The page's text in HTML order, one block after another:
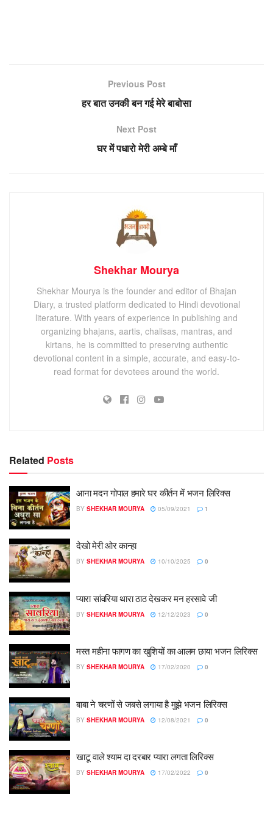
Previous Post
हर बात उनकी बन गई मेरे बाबोसा
Next Post
घर में पधारो मेरी अम्बे माँ
Shekhar Mourya
Shekhar Mourya is the founder and editor of Bhajan
Diary, a trusted platform dedicated to Hindi devotional
literature. With years of experience in publishing and
organizing bhajans, aartis, chalisas, mantras, and
kirtans, he is committed to preserving authentic
devotional content in a simple, accurate, and easy-to-
read format for devotees around the world.
Related Posts
आना मदन गोपाल हमारे घर कीर्तन में भजन लिरिक्स
BY SHEKHAR MOURYA 05/09/2021 1
देखो मेरी ओर कान्हा
BY SHEKHAR MOURYA 10/10/2025 0
प्यारा सांवरिया थारा ठाठ देखकर मन हरसावे जी
BY SHEKHAR MOURYA 12/12/2023 0
मस्त महीना फागण का खुशियों का आलम छाया भजन लिरिक्स
BY SHEKHAR MOURYA 17/02/2020 0
बाबा ने चरणों से जबसे लगाया है मुझे भजन लिरिक्स
BY SHEKHAR MOURYA 12/08/2021 0
खाटू वाले श्याम दा दरबार प्यारा लगता लिरिक्स
BY SHEKHAR MOURYA 17/02/2022 0